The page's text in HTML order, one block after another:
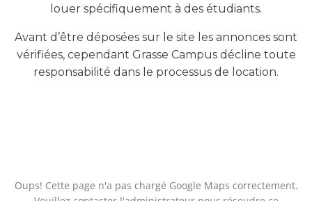
louer spécifiquement à des étudiants.
Avant d’être déposées sur le site les annonces sont
vérifiées, cependant Grasse Campus décline toute
responsabilité dans le processus de location.
Oups! Cette page n'a pas chargé Google Maps correctement.